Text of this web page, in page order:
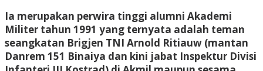
Ia merupakan perwira tinggi alumni Akademi
Militer tahun 1991 yang ternyata adalah teman
seangkatan Brigjen TNI Arnold Ritiauw (mantan
Danrem 151 Binaiya dan kini jabat Inspektur Divisi